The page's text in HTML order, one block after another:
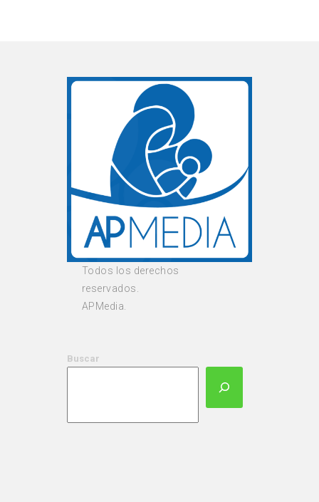
Todos los derechos
reservados.
APMedia.
Buscar